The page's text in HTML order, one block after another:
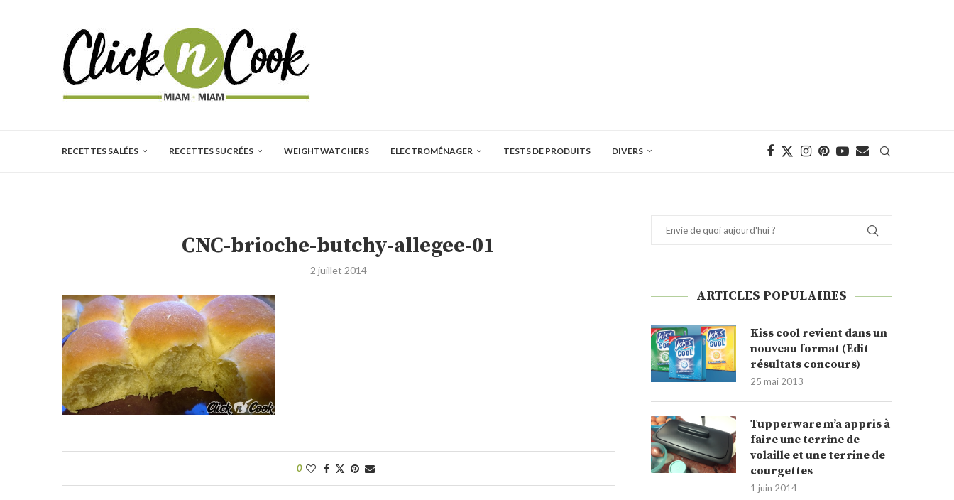
RECETTES SALÉES RECETTES SUCRÉES WEIGHTWATCHERS ELECTROMÉNAGER TESTS DE PRODUITS DIVERS
CNC-brioche-butchy-allegee-01
2 juillet 2014
0
ARTICLES POPULAIRES
Kiss cool revient dans un
nouveau format (Edit
résultats concours)
25 mai 2013
Tupperware m’a appris à
faire une terrine de
volaille et une terrine de
courgettes
1 juin 2014